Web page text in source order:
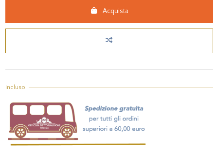
Acquista
Incluso